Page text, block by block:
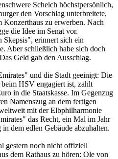
Scheich höchstpersönlich,
den Vorschlag unterbreitete,
Konzerthaus zu erwerben. Nach
die Idee im Senat vor.
Skepsis", erinnert sich ein
Aber schließlich habe sich doch
Geld gab den Ausschlag.
und die Stadt geeinigt: Die
HSV engagiert ist, zahlt
in die Staatskasse. Im Gegenzug
Namenszug an dem fertigen
mit der Elbphilharmonie
das Recht, ein Mal im Jahr
dem edlen Gebäude abzuhalten.
gestern noch nicht offiziell
dem Rathaus zu hören: Ole von